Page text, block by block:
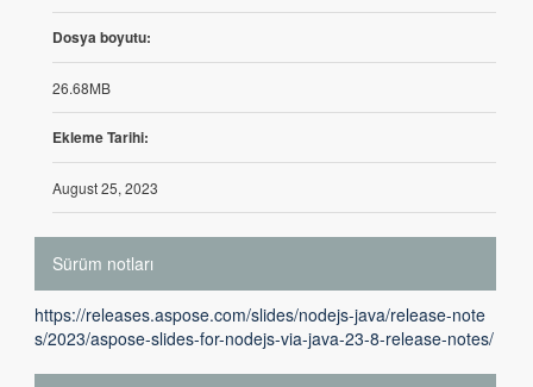
Dosya boyutu:
26.68MB
Ekleme Tarihi:
August 25, 2023
Sürüm notları
https://releases.aspose.com/slides/nodejs-java/release-note
s/2023/aspose-slides-for-nodejs-via-java-23-8-release-notes/